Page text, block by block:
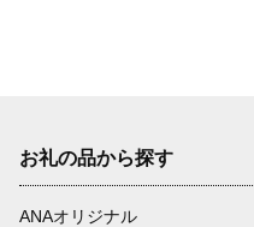
お礼の品から探す
ANAオリジナル